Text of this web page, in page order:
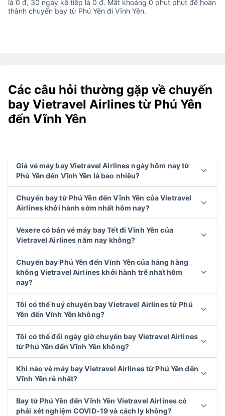
là 0 đ, 30 ngày kế tiếp là 0 đ. Mất khoảng 0 phút phút để hoàn
thành chuyến bay từ Phú Yên đi Vĩnh Yên.
Các câu hỏi thường gặp về chuyến
bay Vietravel Airlines từ Phú Yên
đến Vĩnh Yên
Giá vé máy bay Vietravel Airlines ngày hôm nay từ
Phú Yên đến Vĩnh Yên là bao nhiêu?
Chuyến bay từ Phú Yên đến Vĩnh Yên của Vietravel
Airlines khởi hành sớm nhất hôm nay?
Vexere có bán vé máy bay Tết đi Vĩnh Yên của
Vietravel Airlines năm nay không?
Chuyến bay Phú Yên đến Vĩnh Yên của hãng hàng
không Vietravel Airlines khởi hành trễ nhất hôm
nay?
Tôi có thể huý chuyến bay Vietravel Airlines từ Phú
Yên đến Vĩnh Yên không?
Tôi có thể đổi ngày giờ chuyến bay Vietravel Airlines
từ Phú Yên đến Vĩnh Yên không?
Khi nào vé máy bay Vietravel Airlines từ Phú Yên đến
Vĩnh Yên rẻ nhất?
Bay từ Phú Yên đến Vĩnh Yên Vietravel Airlines có
phải xét nghiệm COVID-19 và cách ly không?